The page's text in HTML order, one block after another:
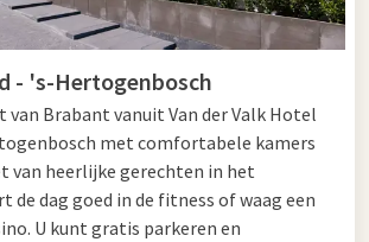
- 's-Hertogenbosch
Brabant vanuit Van der Valk Hotel
met comfortabele kamers
van heerlijke gerechten in het
de dag goed in de fitness of waag een
U kunt gratis parkeren en